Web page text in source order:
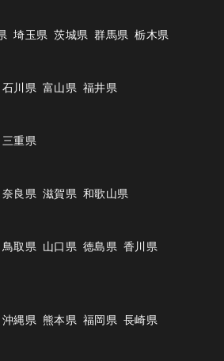
埼玉県 茨城県 群馬県 栃木県
石川県 富山県 福井県
三重県
奈良県 滋賀県 和歌山県
鳥取県 山口県 徳島県 香川県
沖縄県 熊本県 福岡県 長崎県